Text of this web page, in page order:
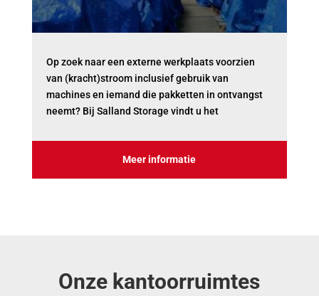
Op zoek naar een externe werkplaats voorzien
van (kracht)stroom inclusief gebruik van
machines en iemand die pakketten in ontvangst
neemt? Bij Salland Storage vindt u het
Meer informatie
Onze kantoorruimtes